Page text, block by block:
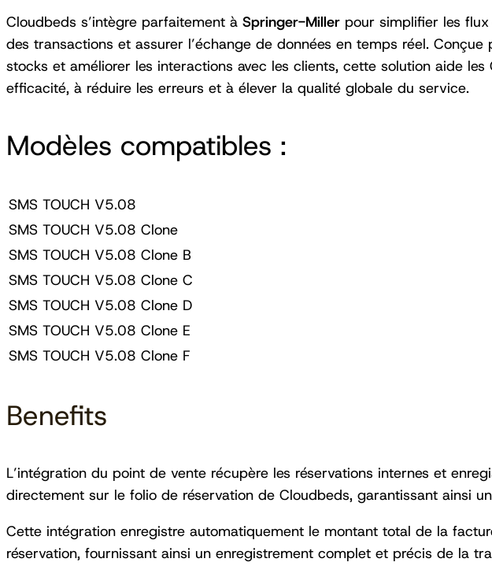
Cloudbeds s’intègre parfaitement à Springer-Miller pour simplifier les
des transactions et assurer l’échange de données en temps réel.
stocks et améliorer les interactions avec les clients, cette solution aide
efficacité, à réduire les erreurs et à élever la qualité globale du service.
Modèles compatibles :
SMS TOUCH V5.08
SMS TOUCH V5.08 Clone
SMS TOUCH V5.08 Clone B
SMS TOUCH V5.08 Clone C
SMS TOUCH V5.08 Clone D
SMS TOUCH V5.08 Clone E
SMS TOUCH V5.08 Clone F
Benefits
L’intégration du point de vente récupère les réservations internes et
directement sur le folio de réservation de Cloudbeds, garantissant ainsi
Cette intégration enregistre automatiquement le montant total de la
réservation, fournissant ainsi un enregistrement complet et précis de la